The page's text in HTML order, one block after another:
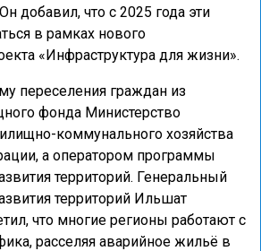
добавил, что с 2025 года эти
в рамках нового
«Инфраструктура для жизни».
переселения граждан из
фонда Министерство
коммунального хозяйства
а оператором программы
территорий. Генеральный
территорий Ильшат
что многие регионы работают с
расселяя аварийное жильё в